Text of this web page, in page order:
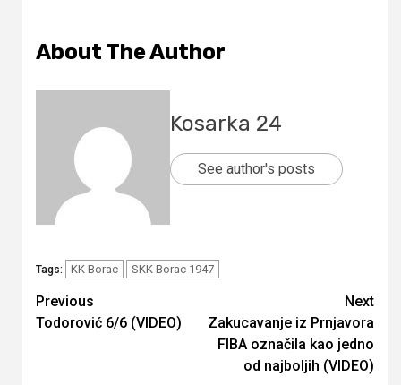
About The Author
Kosarka 24
See author's posts
Tags: KK Borac SKK Borac 1947
Continue
Reading
Previous
Todorović 6/6 (VIDEO)
Next
Zakucavanje iz Prnjavora
FIBA označila kao jedno
od najboljih (VIDEO)